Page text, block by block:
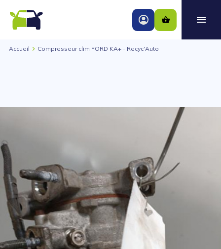
Accueil Compresseur clim FORD KA+ - Recyc'Auto